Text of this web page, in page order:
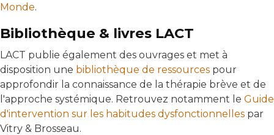
Monde.
Bibliothèque & livres LACT
LACT publie également des ouvrages et met à
disposition une bibliothèque de ressources pour
approfondir la connaissance de la thérapie brève et de
l'approche systémique. Retrouvez notamment le Guide
d'intervention sur les habitudes dysfonctionnelles par
Vitry & Brosseau.